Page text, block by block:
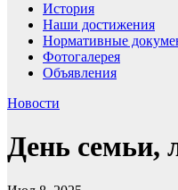
История
Наши достижения
Нормативные
Фотогалерея
Объявления
Новости
День семьи,